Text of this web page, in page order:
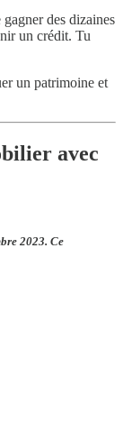
gagner des dizaines
un crédit. Tu
un patrimoine et
avec
2023. Ce